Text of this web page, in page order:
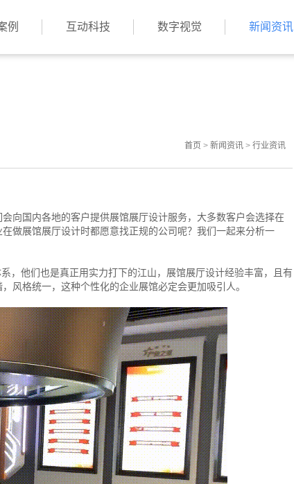
例 互动科技 数字视觉 新闻资讯
首页 > 新闻资讯 > 行业资讯
向国内各地的客户提供展馆展厅设计服务，大多数客户会选择在
做展馆展厅设计时都愿意找正规的公司呢？我们一起来分析一
，他们也是真正用实力打下的江山，展馆展厅设计经验丰富，且有
风格统一，这种个性化的企业展馆必定会更加吸引人。